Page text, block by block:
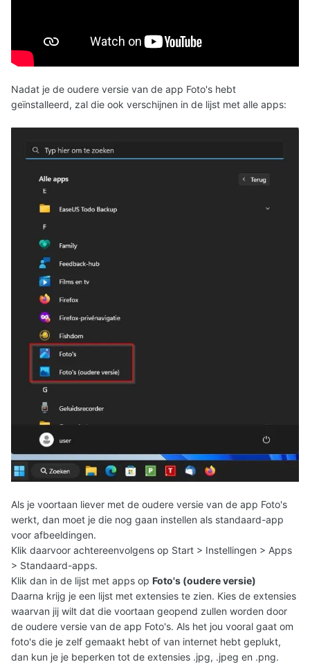
Nadat je de oudere versie van de app Foto's hebt
geïnstalleerd, zal die ook verschijnen in de lijst met alle apps:
Als je voortaan liever met de oudere versie van de app Foto's
werkt, dan moet je die nog gaan instellen als standaard-app
voor afbeeldingen.
Klik daarvoor achtereenvolgens op Start > Instellingen > Apps
> Standaard-apps.
Klik dan in de lijst met apps op Foto's (oudere versie)
Daarna krijg je een lijst met extensies te zien. Kies de extensies
waarvan jij wilt dat die voortaan geopend zullen worden door
de oudere versie van de app Foto's. Als het jou vooral gaat om
foto's die je zelf gemaakt hebt of van internet hebt geplukt,
dan kun je je beperken tot de extensies .jpg, .jpeg en .png.